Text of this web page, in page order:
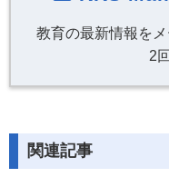
教育の最新情報を
2
関連記事